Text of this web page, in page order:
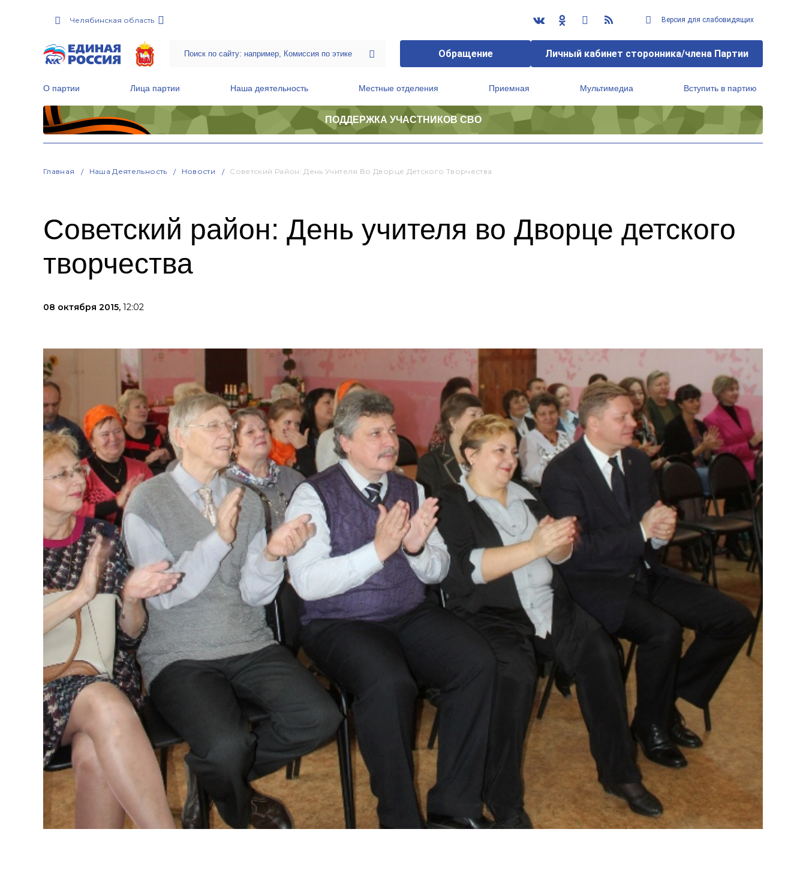
Челябинская область Версия для слабовидящих
Обращение Личный кабинет сторонника/члена Партии
О партии Лица партии Наша деятельность Местные отделения Приемная Мультимедиа Вступить в партию
ПОДДЕРЖКА УЧАСТНИКОВ СВО
Главная Наша Деятельность Новости Советский Район: День Учителя Во Дворце Детского Творчества
Советский район: День учителя во Дворце детского
творчества
08 октября 2015, 12:02